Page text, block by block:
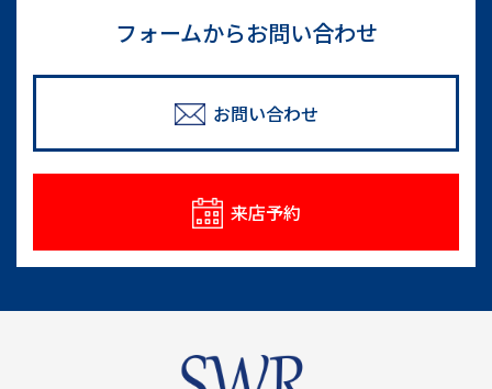
フォームからお問い合わせ
お問い合わせ
来店予約